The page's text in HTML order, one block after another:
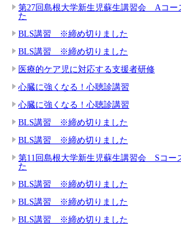
第27回島根大学新生児蘇生講習会 Aコ
た
BLS講習 ※締め切りました
BLS講習 ※締め切りました
医療的ケア児に対応する支援者研修
心臓に強くなる！心聴診講習
心臓に強くなる！心聴診講習
BLS講習 ※締め切りました
BLS講習 ※締め切りました
第11回島根大学新生児蘇生講習会 Sコ
た
BLS講習 ※締め切りました
BLS講習 ※締め切りました
BLS講習 ※締め切りました